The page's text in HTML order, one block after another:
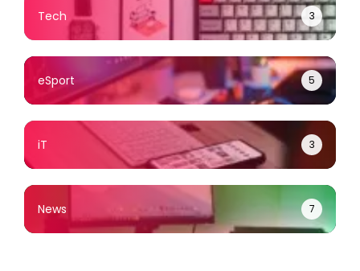
Tech 3
eSport 5
iT 3
News 7